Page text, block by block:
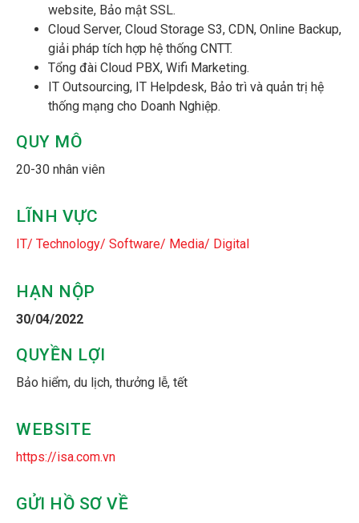
website, Bảo mật SSL.
Cloud Server, Cloud Storage S3, CDN, Online Backup,
giải pháp tích hợp hệ thống CNTT.
Tổng đài Cloud PBX, Wifi Marketing.
IT Outsourcing, IT Helpdesk, Bảo trì và quản trị hệ
thống mạng cho Doanh Nghiệp.
QUY MÔ
20-30 nhân viên
LĨNH VỰC
IT/ Technology/ Software/ Media/ Digital
HẠN NỘP
30/04/2022
QUYỀN LỢI
Bảo hiểm, du lịch, thưởng lễ, tết
WEBSITE
https://isa.com.vn
GỬI HỒ SƠ VỀ